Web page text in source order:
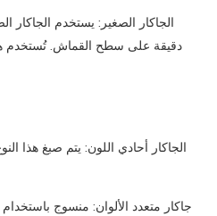
الجاكار الصغير: يستخدم الجاكار
دقيقة على سطح القماش. تُستخدم
الجاكار أحادي اللون: يتم صبغ هذا
جاكار متعدد الألوان: منسوج